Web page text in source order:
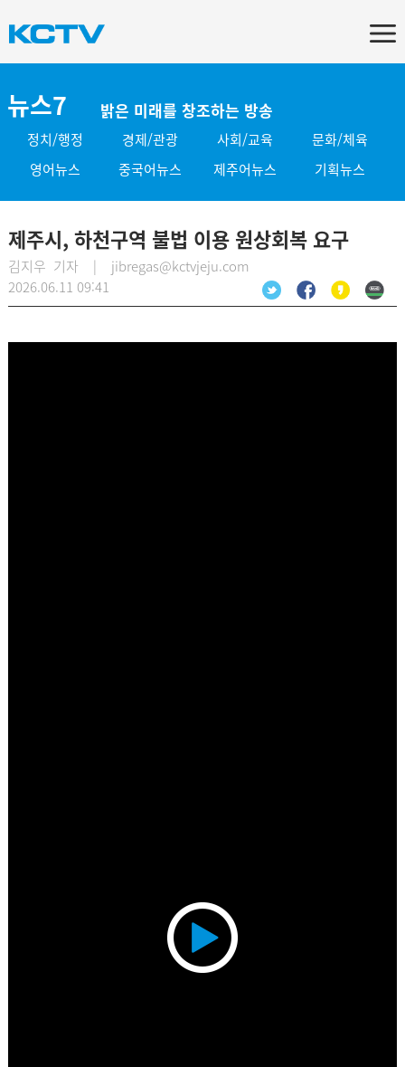
뉴스7 밝은 미래를 창조하는 방송
정치/행정 경제/관광 사회/교육
문화/체육
영어뉴스
중국어뉴스 제주어뉴스 기획뉴스
제주시, 하천구역 불법 이용 원상회복 요구
김지우 기자 | jibregas@kctvjeju.com
2026.06.11 09:41
Play